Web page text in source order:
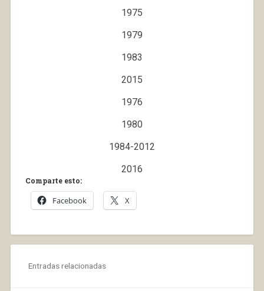
1975
1979
1983
2015
1976
1980
1984-2012
2016
Comparte esto:
Facebook X
Entradas relacionadas